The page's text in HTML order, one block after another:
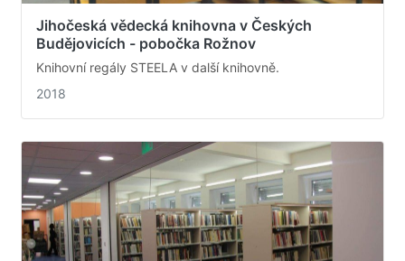
Jihočeská vědecká knihovna v Českých
Budějovicích - pobočka Rožnov
Knihovní regály STEELA v další knihovně.
2018